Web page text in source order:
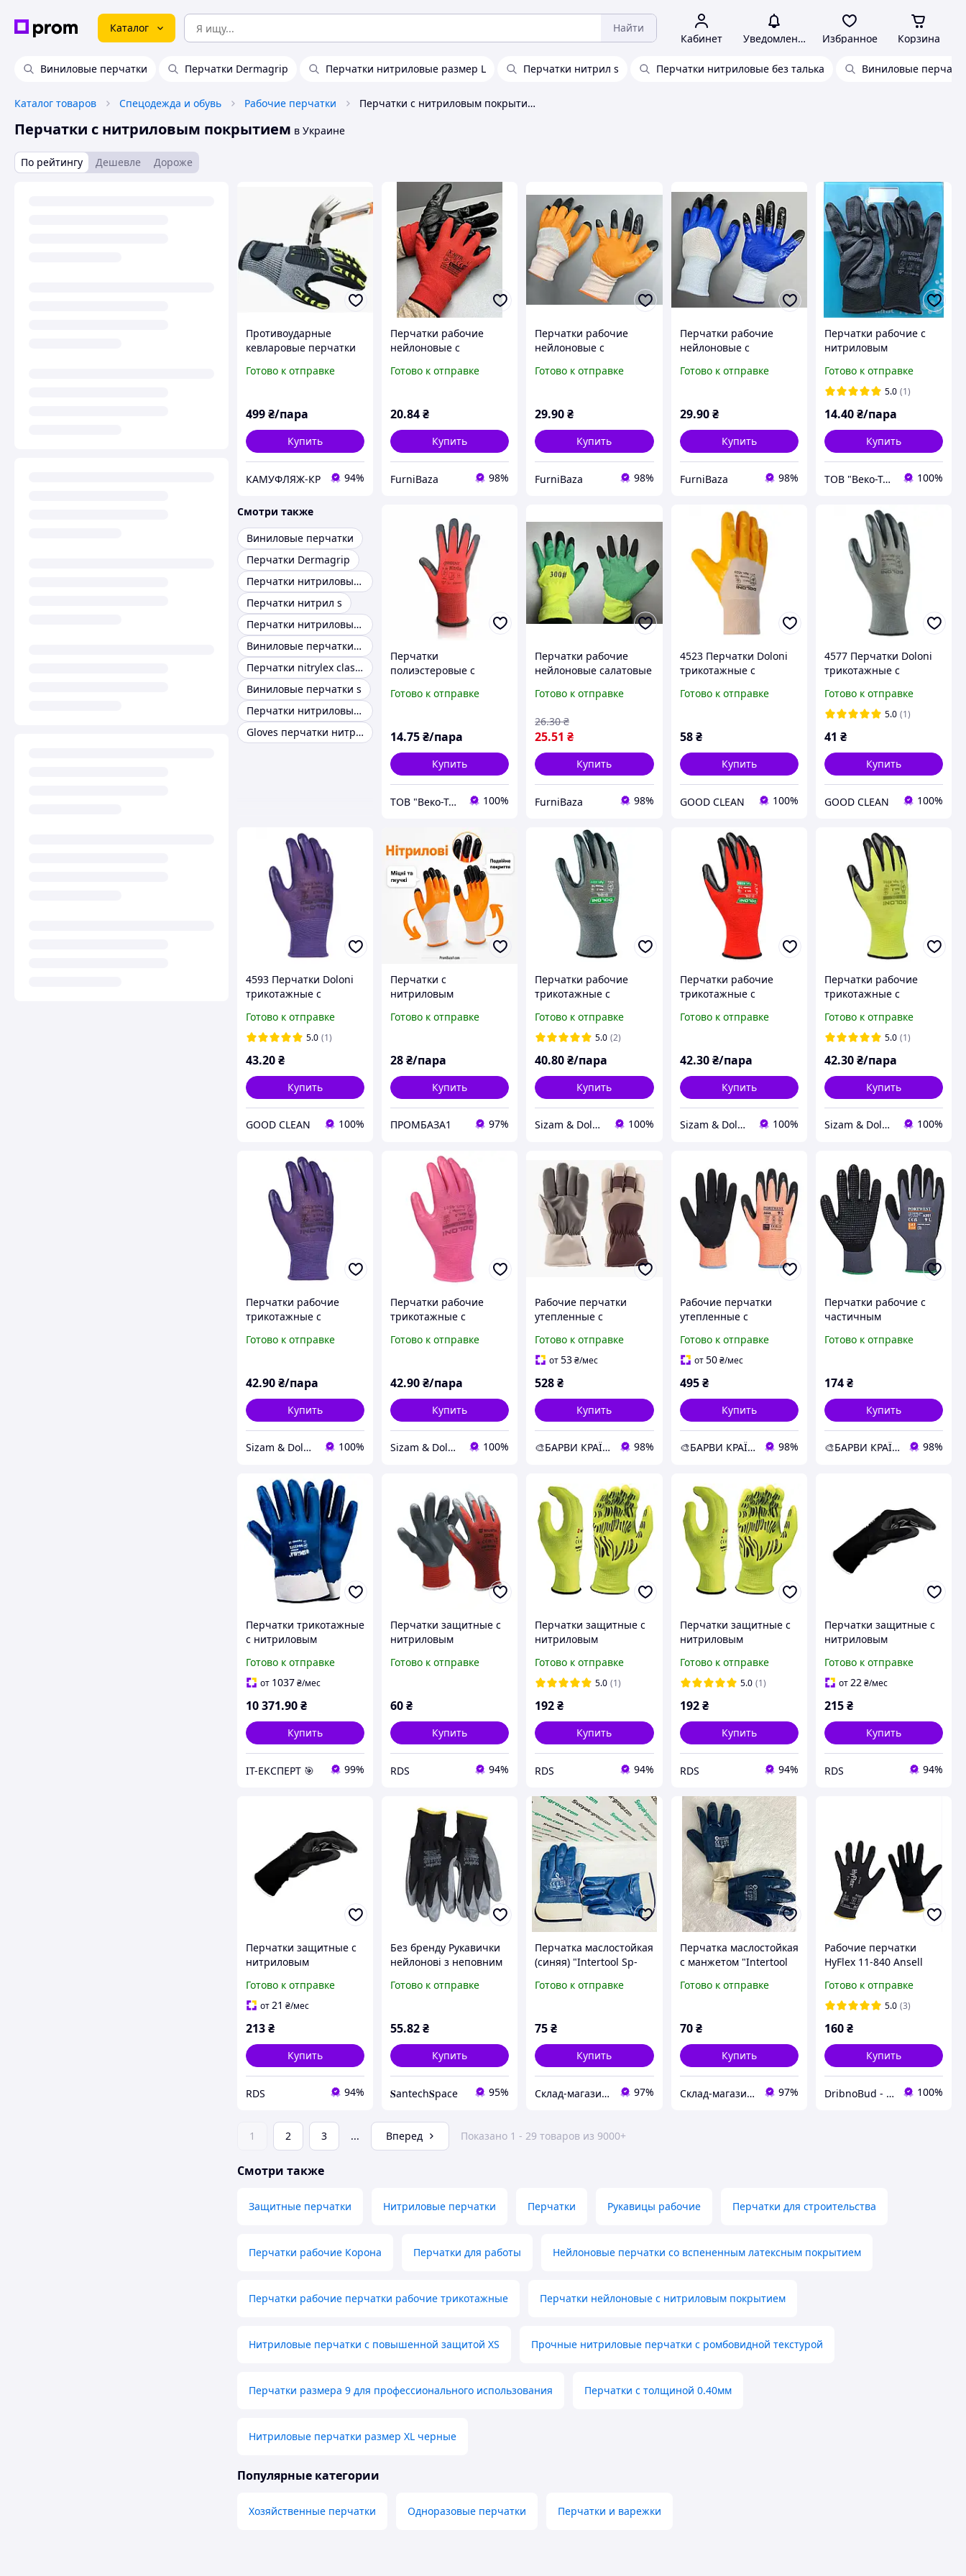
Каталог Найти
Кабинет Уведомления Избранное Корзина
Виниловые перчатки Перчатки Dermagrip Перчатки нитриловые размер L Перчатки нитрил s Перчатки нитриловые без талька Виниловые
Каталог товаров Спецодежда и обувь Рабочие перчатки Перчатки с нитриловым покрытием
Перчатки с нитриловым покрытием в Украине
По рейтингу Дешевле Дороже
Противоударные
кевларовые перчатки
МИК
Готово к отправке
499₴/пара
Купить
КАМУФЛЯЖ-КР 94%
Перчатки рабочие
нейлоновые с
покрытием красно-
монтажных работ и
дома
Готово к отправке
20.84₴
Купить
FurniBaza 98%
Перчатки рабочие
нейлоновые с
покрытием черно-
дома
Готово к отправке
29.90₴
Купить
FurniBaza 98%
Перчатки рабочие
нейлоновые с
покрытием черно-
Готово к отправке
29.90 ₴
Купить
FurniBaza 98%
Перчатки рабочие с
нитриловым
р.9, арт. DQ608B
Готово к отправке
5.0 (1)
14.40₴/пара
Купить
ТОВ "Веко-Трейд" 100%
Смотри также
Виниловые перчатки
Перчатки Dermagrip
Перчатки нитриловые размер L
Перчатки нитрил s
Перчатки нитриловые без талька
Виниловые перчатки xl
Перчатки nitrylex classic
Виниловые перчатки s
Перчатки нитриловые ampri
Gloves перчатки нитриловые
Перчатки
полиэстеровые с
покрытием (красные),
Готово к отправке
14.75₴/пара
Купить
ТОВ "Веко-Трейд" 100%
Перчатки рабочие
нейлоновые салатовые
покрытием ладони и
для стройки, сада и
ремонта
Готово к отправке
25.51 ₴
26.30 ₴
Купить
FurniBaza 98%
4523 Перчатки Doloni
трикотажные с
покрытием неполный
Готово к отправке
58 ₴
Купить
GOOD CLEAN 100%
4577 Перчатки Doloni
трикотажные с
покрытием неполный
облив размер 10 серые
Готово к отправке
5.0 (1)
41 ₴
Купить
GOOD CLEAN 100%
4593 Перчатки Doloni
трикотажные с
покрытием неполый
облив размер 7
Готово к отправке
5.0 (1)
43.20₴
Купить
GOOD CLEAN 100%
Перчатки с
нитриловым
усиленными
Готово к отправке
28₴/пара
Купить
ПРОМБАЗА1 97%
Перчатки рабочие
трикотажные c
покрытием Doloni D-Oil
4576, р.8
Готово к отправке
5.0 (2)
40.80₴/пара
Купить
Sizam & Doloni 100%
Перчатки рабочие
трикотажные c
покрытием Doloni D-Oil
Готово к отправке
42.30 ₴/пара
Купить
Sizam & Doloni 100%
Перчатки рабочие
трикотажные c
покрытием Doloni D-Oil
4587, р.8
Готово к отправке
5.0 (1)
42.30₴/пара
Купить
Sizam & Doloni 100%
Перчатки рабочие
трикотажные c
покрытием Doloni D-Oil
Готово к отправке
42.90₴/пара
Купить
Sizam & Doloni 100%
Перчатки рабочие
трикотажные c
покрытием Doloni D-Oil
Готово к отправке
42.90₴/пара
Купить
Sizam & Doloni 100%
Рабочие перчатки
утепленные с
покрытием A750
Сибирь Portwest
Готово к отправке
от53₴/мес
528₴
Купить
🎨БАРВИ КРАЇНИ 98%
Рабочие перчатки
утепленные с
покрытием VIS-TEX
WINTER A646 Portwest
Готово к отправке
от50 ₴/мес
495 ₴
Купить
🎨БАРВИ КРАЇНИ 98%
Перчатки рабочие с
частичным
покрытием PORTWEST
Готово к отправке
174₴
Купить
🎨БАРВИ КРАЇНИ 98%
Перчатки трикотажные
с нитриловым
краги) 120 пар SIGMA
(9443371)
Готово к отправке
от 1037₴/мес
10 371.90₴
Купить
ІТ-ЕКСПЕРТ 🎯 99%
Перчатки защитные с
нитриловым
NITRILE, пара, размер
Готово к отправке
60₴
Купить
RDS 94%
Перчатки защитные с
нитриловым
HI-LITE, пара, размер
10 (0899403090)
Готово к отправке
5.0 (1)
192₴
Купить
RDS 94%
Перчатки защитные с
нитриловым
HI-LITE, пара, размер 9
(0899403089)
Готово к отправке
5.0 (1)
192 ₴
Купить
RDS 94%
Перчатки защитные с
нитриловым
COOL, пара, размер 11
(0899401051)
Готово к отправке
от22₴/мес
215₴
Купить
RDS 94%
Перчатки защитные с
нитриловым
COOL, пара, размер 9
(0899401049)
Готово к отправке
от21 ₴/мес
213₴
Купить
RDS 94%
Без бренду Рукавички
нейлонові з неповним
Готово к отправке
55.82₴
Купить
𝐒antech𝐒pace 95%
Перчатка маслостойкая
(синяя) "Intertool Sp-
покрытием.
Готово к отправке
75₴
Купить
Склад-магазин "Свояк Group". 97%
Перчатка маслостойкая
с манжетом "Intertool
покрытием.
Готово к отправке
70 ₴
Купить
Склад-магазин "Свояк Group". 97%
Рабочие перчатки
HyFlex 11-840 Ansell
перчатки с
нитриловым
Готово к отправке
5.0 (3)
160₴
Купить
DribnoBud - Магазин господарчих товарів 100%
1 2 3 ... Вперед Показано 1 - 29 товаров из 9000+
Смотри также
Защитные перчатки Нитриловые перчатки Перчатки Рукавицы рабочие Перчатки для строительства
Перчатки рабочие Корона Перчатки для работы Нейлоновые перчатки со вспененным латексным покрытием
Перчатки рабочие перчатки рабочие трикотажные Перчатки нейлоновые с нитриловым покрытием
Нитриловые перчатки с повышенной защитой XS Прочные нитриловые перчатки с ромбовидной текстурой
Перчатки размера 9 для профессионального использования Перчатки с толщиной 0.40мм
Нитриловые перчатки размер XL черные
Популярные категории
Хозяйственные перчатки Одноразовые перчатки Перчатки и варежки